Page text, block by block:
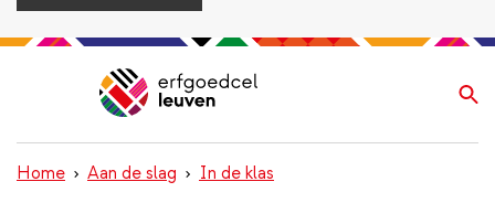
Overslaan
inhoud
gaan
Navigatie
wisselen
Home Aan de slag In de klas